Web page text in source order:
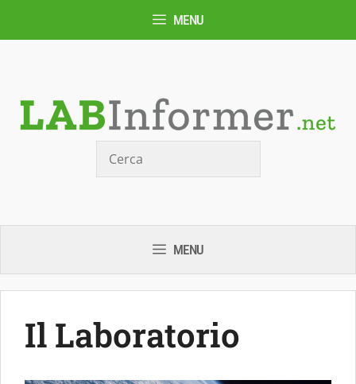
MENU
MENU
Il Laboratorio